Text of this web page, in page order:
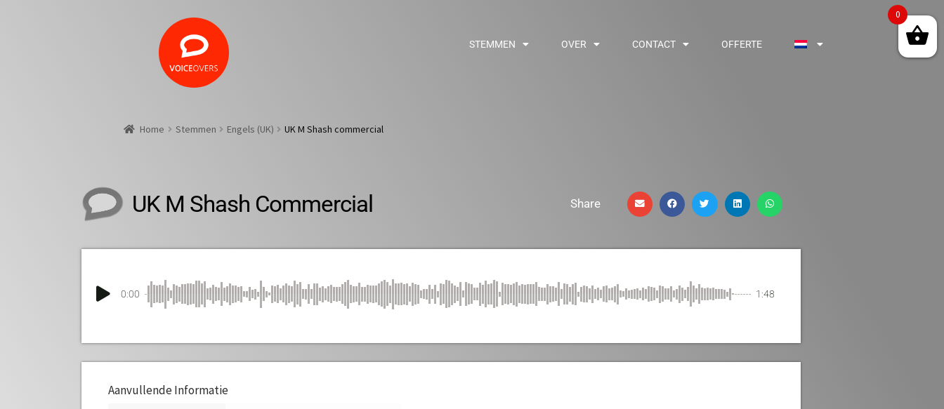
STEMMEN OVER CONTACT OFFERTE
Home Stemmen Engels (UK) UK M Shash commercial
UK M Shash Commercial Share
0:00 1:48
Aanvullende Informatie
0